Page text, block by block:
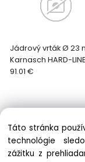
Jádrový vrták Ø 23
Karnasch HARD-LINE
91.01 €
Táto stránka
technológie
zážitku z